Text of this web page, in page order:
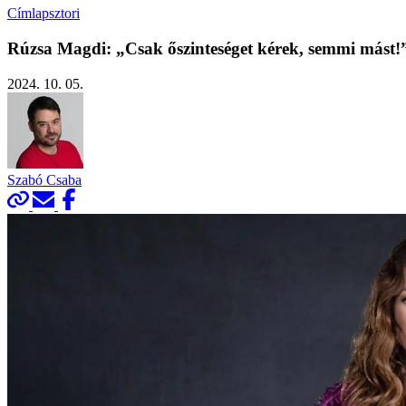
Címlapsztori
Rúzsa Magdi: „Csak őszinteséget kérek, semmi
2024. 10. 05.
Szabó Csaba